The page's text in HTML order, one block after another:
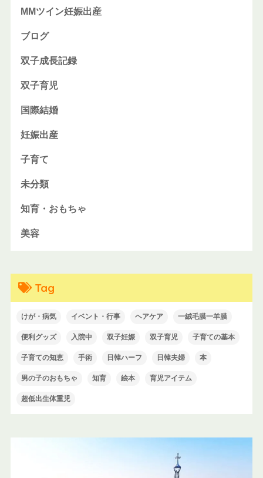
MMツイン妊娠出産
ブログ
双子成長記録
双子育児
国際結婚
妊娠出産
子育て
未分類
知育・おもちゃ
美容
Tag
けが・病気 イベント・行事 ヘアケア 一絨毛膜一羊膜
便利グッズ 入院中 双子妊娠 双子育児 子育ての基本
子育ての知恵 手術 日韓ハーフ 日韓夫婦 本
男の子のおもちゃ 知育 絵本 育児アイテム
超低出生体重児